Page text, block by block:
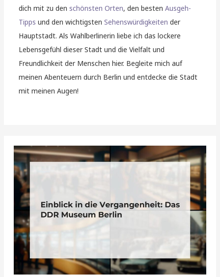
dich mit zu denschönsten Orten, den bestenAusgeh-
Tipps und den wichtigstenSehenswürdigkeiten der
Hauptstadt. Als Wahlberlinerin liebe ich das lockere
Lebensgefühl dieser Stadt und die Vielfalt und
Freundlichkeit der Menschen hier. Begleite mich auf
meinen Abenteuern durch Berlin und entdecke die Stadt
mit meinen Augen!